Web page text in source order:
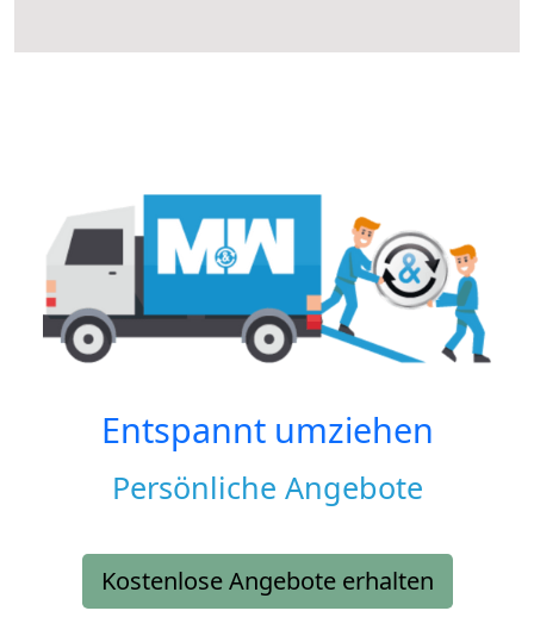
Entspannt umziehen
Persönliche Angebote
Kostenlose Angebote erhalten